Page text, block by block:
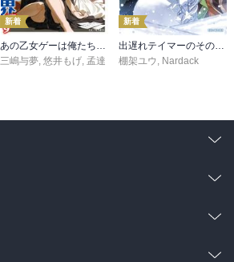
新着
三嶋与夢 悠井もげ 孟達
新着
棚架ユウ Nardack